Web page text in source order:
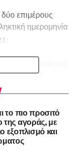
επιμέρους
ημερομηνία
:
εγγεγραμμένους
τομείς της
Το
από
το μοντέλο
(δια ζώσης ή
το πιο προσιτό
της αγοράς, με
εξοπλισμό και